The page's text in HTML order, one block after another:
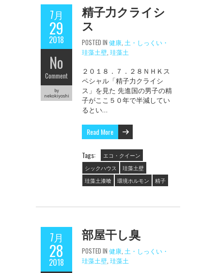
7月
29
2018
No
Comment
by
nekokiyoshi
精子力クライシ
ス
POSTED IN 健康 土・しっくい・
珪藻土壁 珪藻土
２０１８．７．２８ＮＨＫス
ペシャル「精子力クライシ
ス」を見た 先進国の男子の精
子がここ５０年で半減してい
るとい…
Read More
Tags:
エコ・クイーン
シックハウス
珪藻土壁
珪藻土漆喰
環境ホルモン 精子
7月
28
2018
部屋干し臭
POSTED IN 健康 土・しっくい・
珪藻土壁 珪藻土